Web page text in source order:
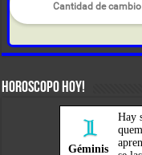
HOROSCOPO HOY!